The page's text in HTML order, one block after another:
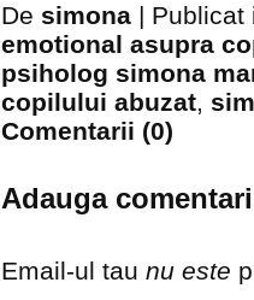
De simona | Publicat
emotional asupra
psiholog simona
copilului abuzat,
Comentarii (0)
Adauga
Email-ul tau nu este